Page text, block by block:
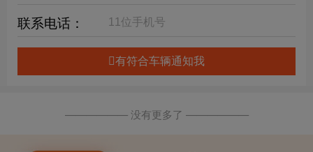
联系电话：
有符合车辆通知我
—————— 没有更多了 ——————